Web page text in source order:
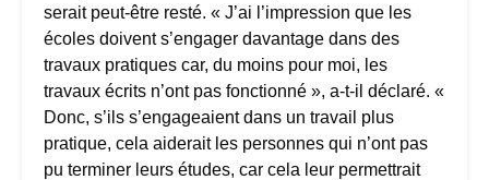
serait peut-être resté. « J’ai l’impression que les
écoles doivent s’engager davantage dans des
travaux pratiques car, du moins pour moi, les
travaux écrits n’ont pas fonctionné », a-t-il déclaré. «
Donc, s’ils s’engageaient dans un travail plus
pratique, cela aiderait les personnes qui n’ont pas
pu terminer leurs études, car cela leur permettrait